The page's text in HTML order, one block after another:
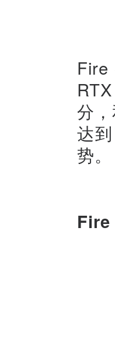
Fire
分
达
势。